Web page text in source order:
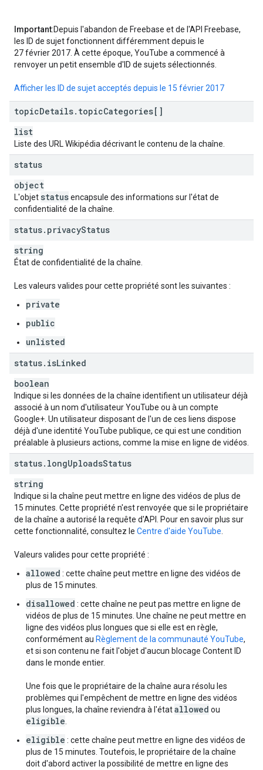
Important:Depuis l'abandon de Freebase et de l'API Freebase,
les ID de sujet fonctionnent différemment depuis le
27 février 2017. À cette époque, YouTube a commencé à
renvoyer un petit ensemble d'ID de sujets sélectionnés.
Afficher les ID de sujet acceptés depuis le 15 février 2017
topicDetails. topicCategories[]
list
Liste des URL Wikipédia décrivant le contenu de la chaîne.
status
object
L'objet statusencapsule des informations sur l'état de
confidentialité de la chaîne.
status. privacyStatus
string
État de confidentialité de la chaîne.
Les valeurs valides pour cette propriété sont les suivantes :
private
public
unlisted
status. isLinked
boolean
Indique si les données de la chaîne identifient un utilisateur déjà
associé à un nom d'utilisateur YouTube ou à un compte
Google+. Un utilisateur disposant de l'un de ces liens dispose
déjà d'une identité YouTube publique, ce qui est une condition
préalable à plusieurs actions, comme la mise en ligne de vidéos.
status. longUploadsStatus
string
Indique si la chaîne peut mettre en ligne des vidéos de plus de
15 minutes. Cette propriété n'est renvoyée que si le propriétaire
de la chaîne a autorisé la requête d'API. Pour en savoir plus sur
cette fonctionnalité, consultez le Centre d'aide YouTube
Valeurs valides pour cette propriété :
allowed : cette chaîne peut mettre en ligne des vidéos de
plus de 15 minutes.
disallowed : cette chaîne ne peut pas mettre en ligne de
vidéos de plus de 15 minutes. Une chaîne ne peut mettre en
ligne des vidéos plus longues que si elle est en règle,
conformément au Règlement de la communauté YouTube,
et si son contenu ne fait l'objet d'aucun blocage Content ID
dans le monde entier.
Une fois que le propriétaire de la chaîne aura résolu les
problèmes qui l'empêchent de mettre en ligne des vidéos
plus longues, la chaîne reviendra à l'étatallowed ou
eligible
eligible : cette chaîne peut mettre en ligne des vidéos de
plus de 15 minutes. Toutefois, le propriétaire de la chaîne
doit d'abord activer la possibilité de mettre en ligne des